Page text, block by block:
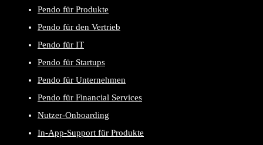
Pendo für Produkte
Pendo für den Vertrieb
Pendo für IT
Pendo für Startups
Pendo für Unternehmen
Pendo für Financial Services
Nutzer-Onboarding
In-App-Support für Produkte